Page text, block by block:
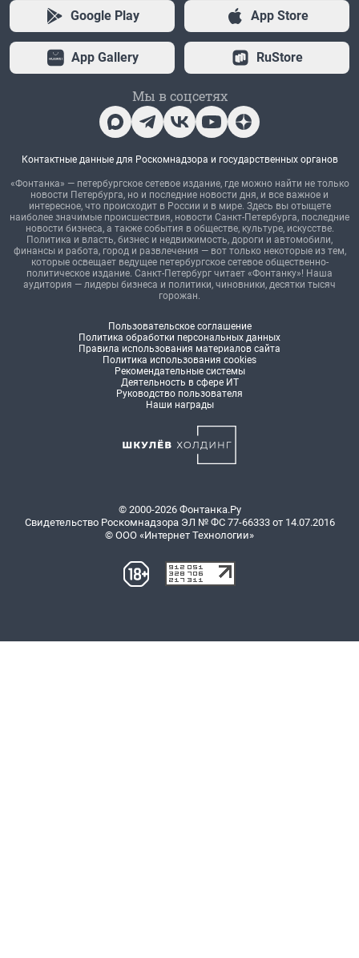
Google Play App Store
App Gallery RuStore
Мы в соцсетях
Контактные данные для Роскомнадзора и государственных органов
«Фонтанка» — петербургское сетевое издание, где можно найти не только
новости Петербурга, но и последние новости дня, и все важное и
интересное, что происходит в России и в мире. Здесь вы отыщете
наиболее значимые происшествия, новости Санкт-Петербурга, последние
новости бизнеса, а также события в обществе, культуре, искусстве.
Политика и власть, бизнес и недвижимость, дороги и автомобили,
финансы и работа, город и развлечения — вот только некоторые из тем,
которые освещает ведущее петербургское сетевое общественно-
политическое издание. Санкт-Петербург читает «Фонтанку»! Наша
аудитория — лидеры бизнеса и политики, чиновники, десятки тысяч
горожан.
Пользовательское соглашение
Политика обработки персональных данных
Правила использования материалов сайта
Политика использования cookies
Рекомендательные системы
Деятельность в сфере ИТ
Руководство пользователя
Наши награды
© 2000-2026 Фонтанка.Ру
Свидетельство Роскомнадзора ЭЛ № ФС 77-66333 от 14.07.2016
© ООО «Интернет Технологии»